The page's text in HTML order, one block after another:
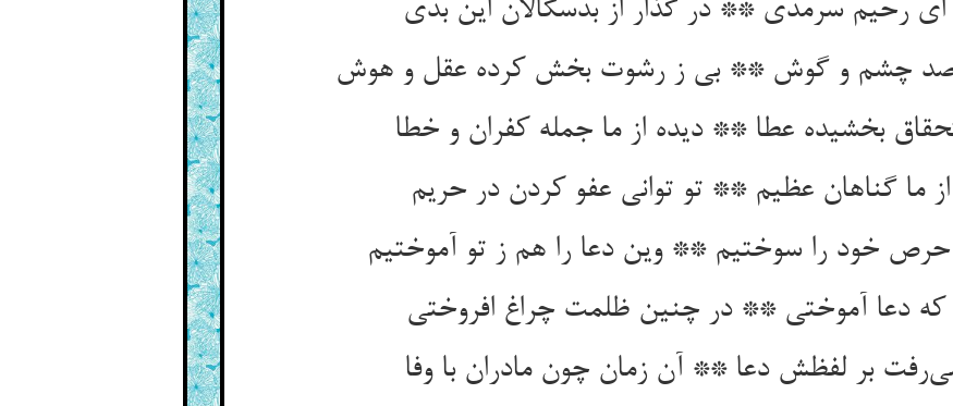
ای رحیم سرمدی ** در گذار از بدسگالان این بدی
صد چشم و گوش ** بی ز رشوت بخش کرده عقل و هوش
بخشیده عطا ** دیده از ما جمله کفران و خطا
ما گناهان عظیم ** تو توانی عفو کردن در حریم
حرص خود را سوختیم ** وین دعا را هم ز تو آموختیم
دعا آموختی ** در چنین ظلمت چراغ افروختی
بر لفظش دعا ** آن زمان چون مادران با وفا